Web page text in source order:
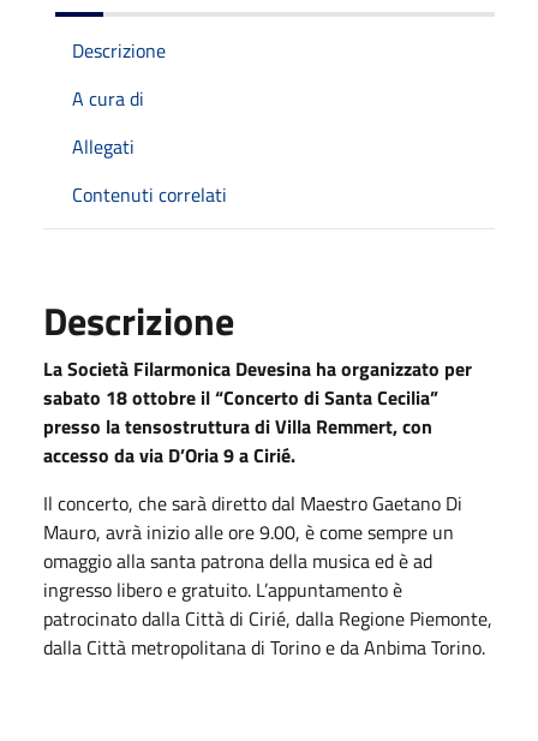
Descrizione
A cura di
Allegati
Contenuti correlati
Descrizione
La Società Filarmonica Devesina ha organizzato per
sabato 18 ottobre il “Concerto di Santa Cecilia”
presso la tensostruttura di Villa Remmert, con
accesso da via D’Oria 9 a Cirié.
Il concerto, che sarà diretto dal Maestro Gaetano Di
Mauro, avrà inizio alle ore 9.00, è come sempre un
omaggio alla santa patrona della musica ed è ad
ingresso libero e gratuito. L’appuntamento è
patrocinato dalla Città di Cirié, dalla Regione Piemonte,
dalla Città metropolitana di Torino e da Anbima Torino.